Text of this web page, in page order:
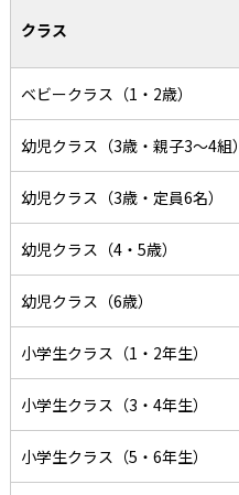
クラス
ベビークラス（1・2歳）
幼児クラス（3歳・親子3～4組）
幼児クラス（3歳・定員6名）
幼児クラス（4・5歳）
幼児クラス（6歳）
小学生クラス（1・2年生）
小学生クラス（3・4年生）
小学生クラス（5・6年生）